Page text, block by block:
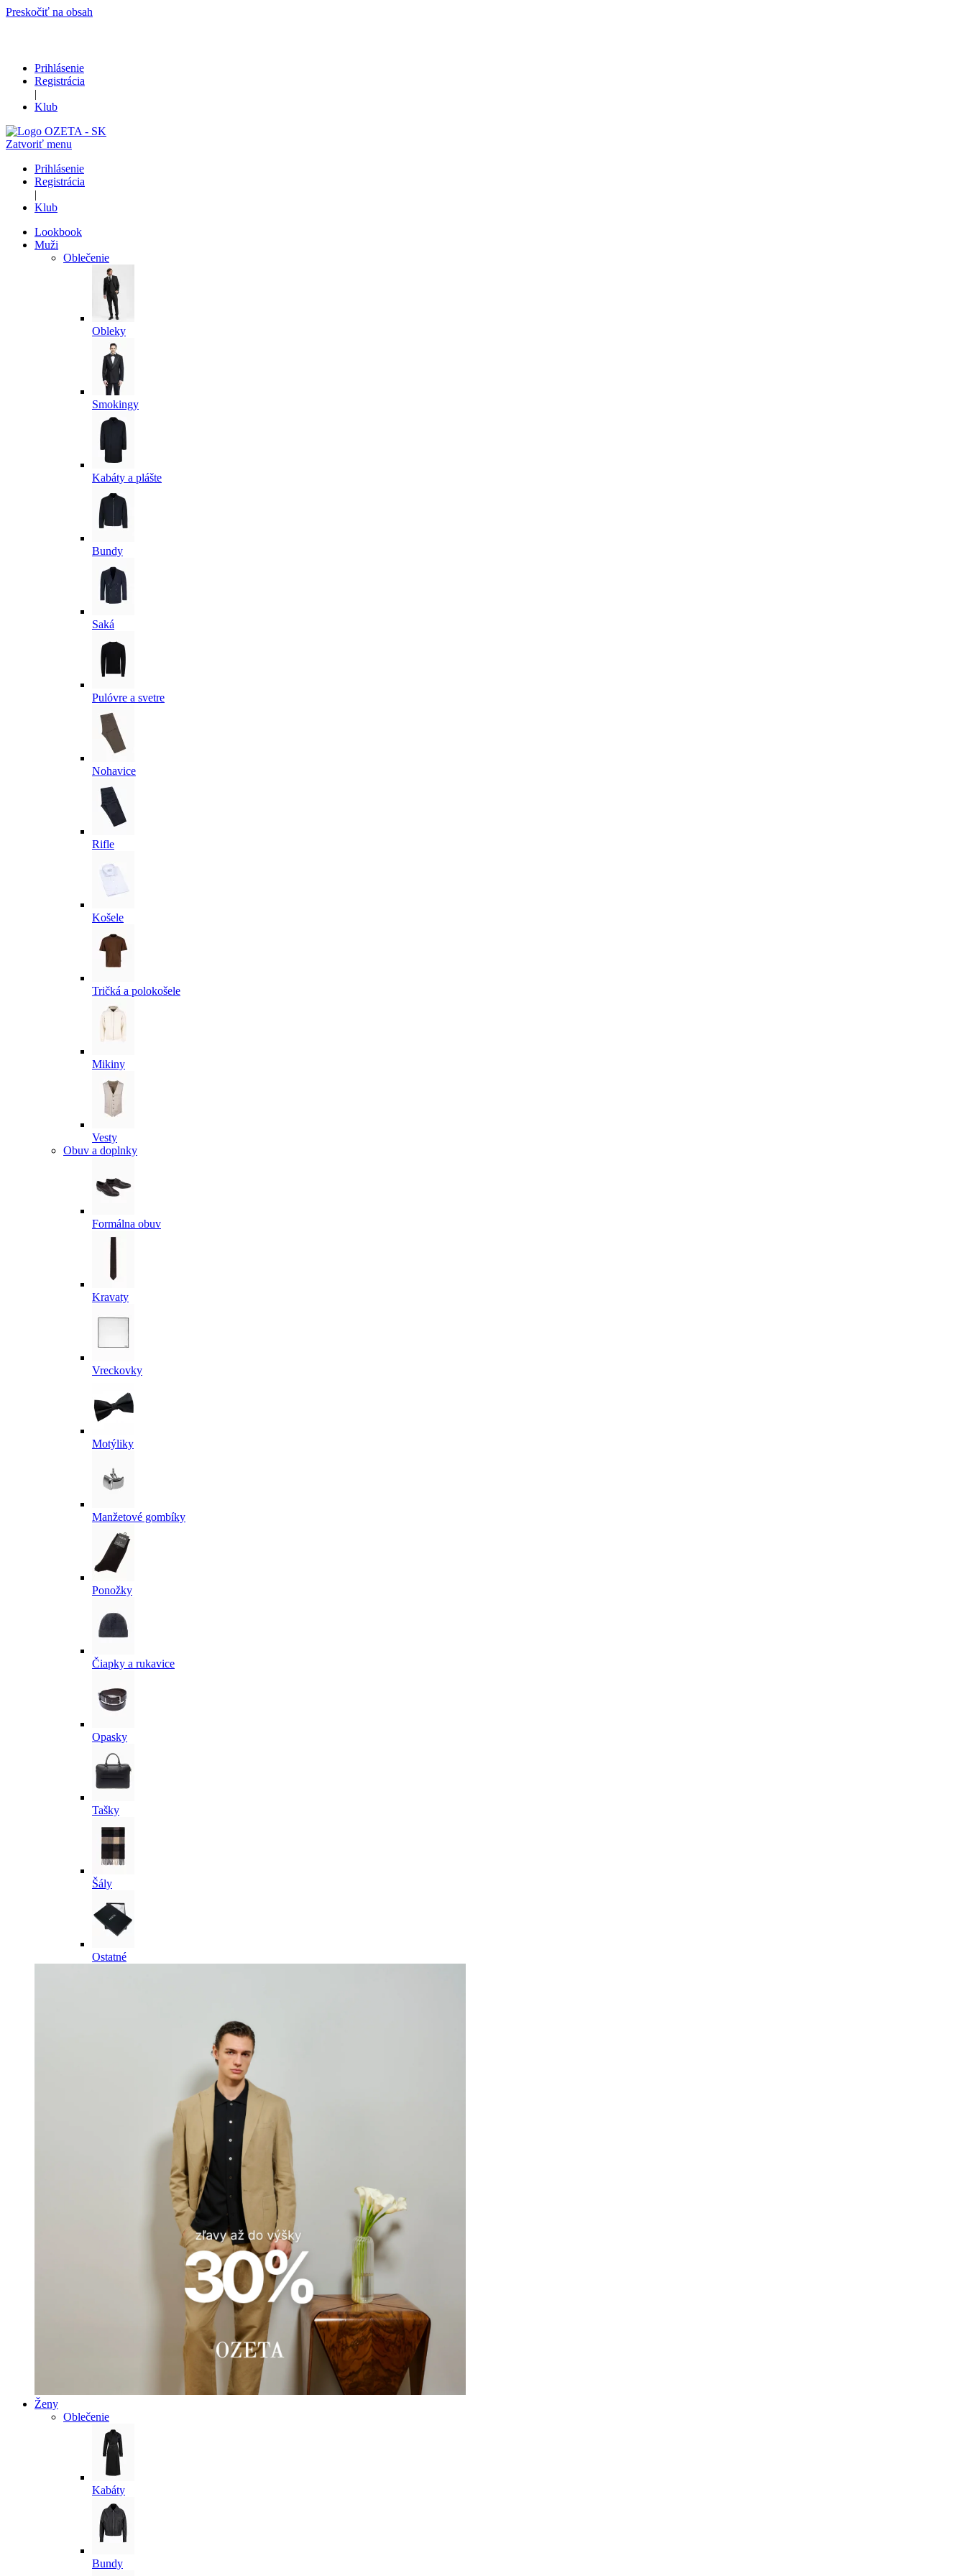
Preskočiť na obsah
Prihlásenie
Registrácia
|
Klub
Zatvoriť menu
Prihlásenie
Registrácia
|
Klub
Lookbook
Muži
Oblečenie
Obleky
Smokingy
Kabáty a plášte
Bundy
Saká
Pulóvre a svetre
Nohavice
Rifle
Košele
Tričká a polokošele
Mikiny
Vesty
Obuv a doplnky
Formálna obuv
Kravaty
Vreckovky
Motýliky
Manžetové gombíky
Ponožky
Čiapky a rukavice
Opasky
Tašky
Šály
Ostatné
Ženy
Oblečenie
Kabáty
Bundy